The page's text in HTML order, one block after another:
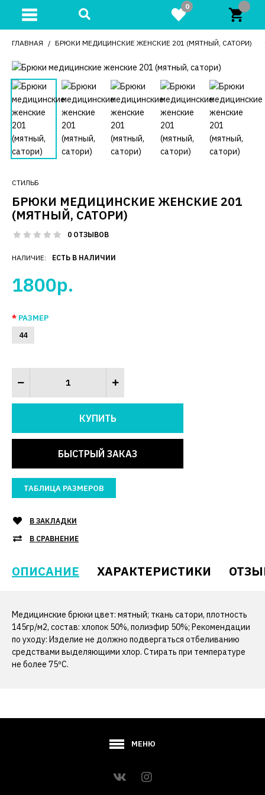
0
ГЛАВНАЯ БРЮКИ МЕДИЦИНСКИЕ ЖЕНСКИЕ 201 (МЯТНЫЙ, САТОРИ)
СТИЛЬБ
БРЮКИ МЕДИЦИНСКИЕ ЖЕНСКИЕ 201
(МЯТНЫЙ, САТОРИ)
0 ОТЗЫВОВ
НАЛИЧИЕ: ЕСТЬ В НАЛИЧИИ
1800р.
РАЗМЕР
44
БЫСТРЫЙ ЗАКАЗ
ТАБЛИЦА РАЗМЕРОВ
В ЗАКЛАДКИ
В СРАВНЕНИЕ
ОПИСАНИЕ ХАРАКТЕРИСТИКИ
Медицинские брюки цвет: мятный; ткань сатори, плотность
145гр/м2, состав: хлопок 50%, полиэфир 50%; Рекомендации
по уходу: Изделие не должно подвергаться отбеливанию
средствами выделяющими хлор. Стирать при температуре
не более 75ºС.
МЕНЮ